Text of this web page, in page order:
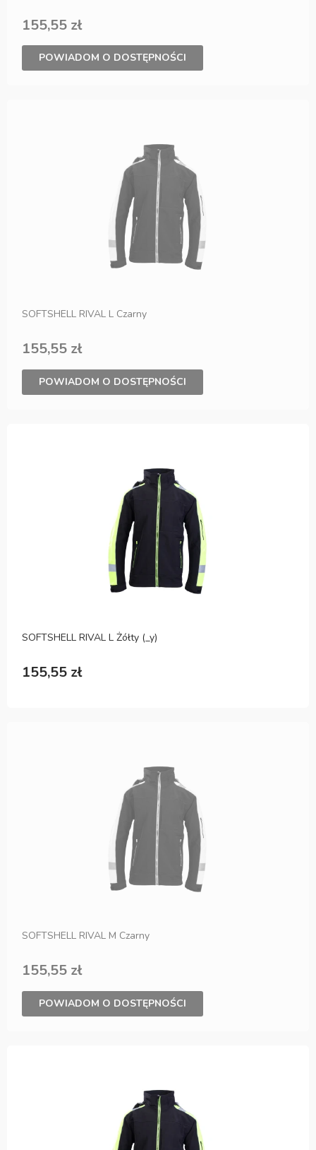
155,55 zł
POWIADOM O DOSTĘPNOŚCI
SOFTSHELL RIVAL L Czarny
155,55 zł
POWIADOM O DOSTĘPNOŚCI
SOFTSHELL RIVAL L Żółty (_y)
155,55 zł
SOFTSHELL RIVAL M Czarny
155,55 zł
POWIADOM O DOSTĘPNOŚCI